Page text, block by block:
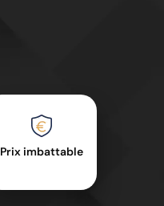
Prix imbattable